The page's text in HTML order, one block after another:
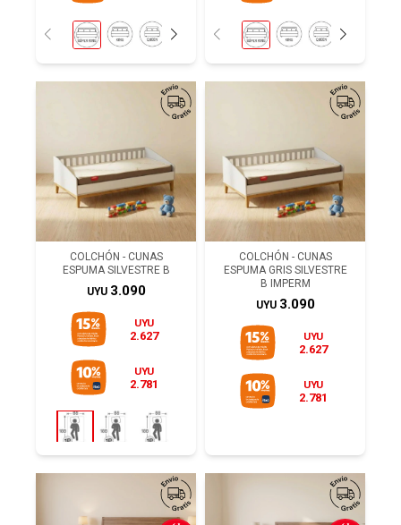
COLCHÓN - CUNAS
ESPUMA SILVESTRE B
UYU 3.090
UYU
2.627
UYU
2.781
COLCHÓN - CUNAS
ESPUMA GRIS SILVESTRE
B IMPERM
UYU 3.090
UYU
2.627
UYU
2.781